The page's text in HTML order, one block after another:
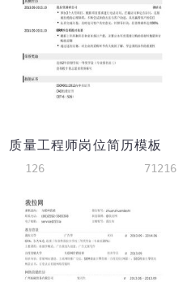
质量工程师岗位简历模板
126 71216